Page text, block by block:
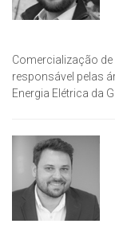
Comercialização de
responsável pelas
Energia Elétrica da